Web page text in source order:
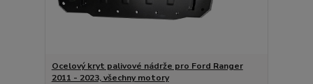
Ocelový kryt palivové nádrže pro Ford Ranger
2011 - 2023, všechny motory